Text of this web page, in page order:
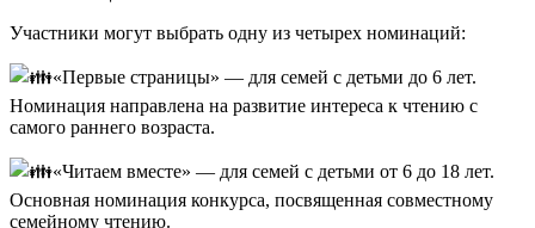
Участники могут выбрать одну из четырех номинаций:
«Первые страницы» — для семей с детьми до 6 лет.
Номинация направлена на развитие интереса к чтению с
самого раннего возраста.
«Читаем вместе» — для семей с детьми от 6 до 18 лет.
Основная номинация конкурса, посвященная совместному
семейному чтению.